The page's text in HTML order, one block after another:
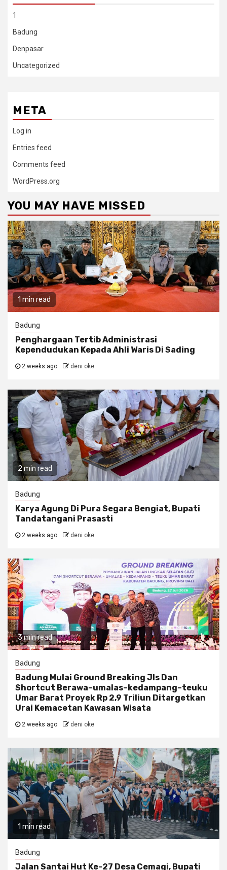
1
Badung
Denpasar
Uncategorized
META
Log in
Entries feed
Comments feed
WordPress.org
YOU MAY HAVE MISSED
1 min read
Badung
Penghargaan Tertib Administrasi
Kependudukan Kepada Ahli Waris Di Sading
2 weeks ago deni oke
2 min read
Badung
Karya Agung Di Pura Segara Bengiat, Bupati
Tandatangani Prasasti
2 weeks ago deni oke
3 min read
Badung
Badung Mulai Ground Breaking Jls Dan
Shortcut Berawa–umalas–kedampang–teuku
Umar Barat Proyek Rp 2,9 Triliun Ditargetkan
Urai Kemacetan Kawasan Wisata
2 weeks ago deni oke
1 min read
Badung
Jalan Santai Hut Ke-27 Desa Cemagi, Bupati